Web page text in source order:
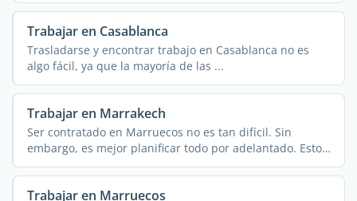
Trabajar en Casablanca
Trasladarse y encontrar trabajo en Casablanca no es
algo fácil, ya que la mayoría de las ...
Trabajar en Marrakech
Ser contratado en Marruecos no es tan difícil. Sin
embargo, es mejor planificar todo por adelantado. Esto
...
Trabajar en Marruecos